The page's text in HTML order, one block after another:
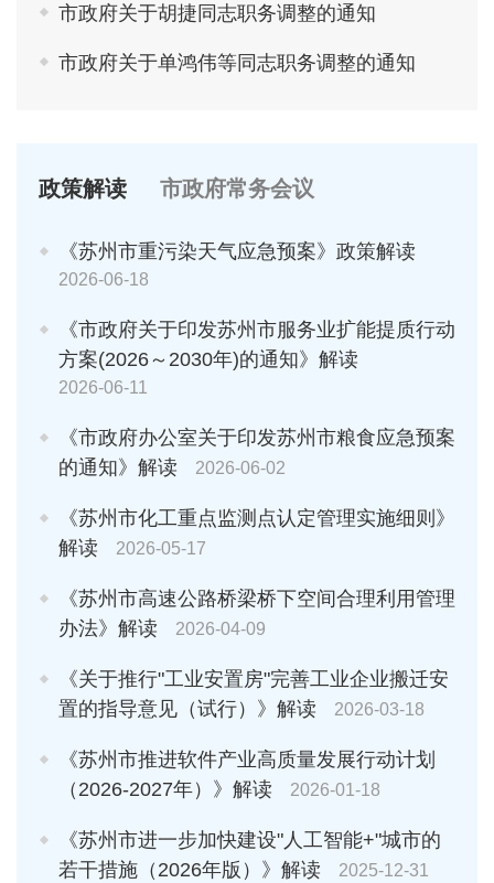
市政府关于胡捷同志职务调整的通知
市政府关于单鸿伟等同志职务调整的通知
政策解读 市政府常务会议
《苏州市重污染天气应急预案》政策解读
2026-06-18
《市政府关于印发苏州市服务业扩能提质行动
方案(2026～2030年)的通知》解读
2026-06-11
《市政府办公室关于印发苏州市粮食应急预案
的通知》解读
2026-06-02
《苏州市化工重点监测点认定管理实施细则》
解读
2026-05-17
《苏州市高速公路桥梁桥下空间合理利用管理
办法》解读
2026-04-09
《关于推行"工业安置房"完善工业企业搬迁安
置的指导意见（试行）》解读
2026-03-18
《苏州市推进软件产业高质量发展行动计划
（2026-2027年）》解读
2026-01-18
《苏州市进一步加快建设"人工智能+"城市的
若干措施（2026年版）》解读
2025-12-31